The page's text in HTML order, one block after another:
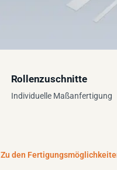
Rollenzuschnitte
Individuelle Maßanfertigung
Zu den Fertigungsmöglichkeiten